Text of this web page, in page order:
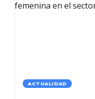
ACTUALIDAD